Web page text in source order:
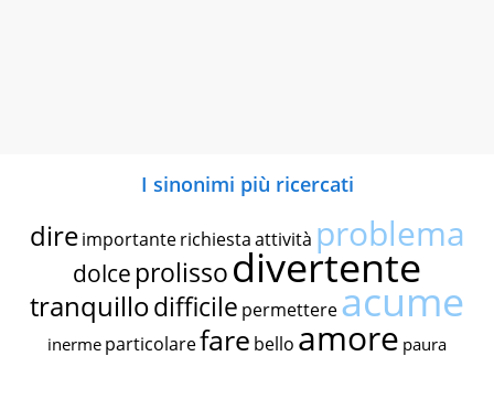
I sinonimi più ricercati
dire importante richiestaattività problema
dolce prolissodivertente
tranquillodifficile permettereacume
inerme particolarefare bello amore paura